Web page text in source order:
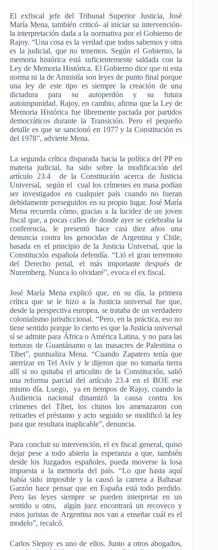
El exfiscal jefe del Tribunal Superior Justicia, José
María Mena, también criticó- al iniciar su intervención-
la interpretación dada a la normativa por el Gobierno de
Rajoy. “Una cosa es la verdad que todos sabemos y otra
es la judicial, que no tenemos. Según el Gobierno, la
memoria histórica está suficientemente saldada con la
Ley de Memoria Histórica. El Gobierno dice que ni esta
norma ni la de Amnistía son leyes de punto final porque
una ley de este tipo es siempre la creación de una
dictadura para su autoperdón y su futura
autoimpunidad. Rajoy, en cambio, afirma que la Ley de
Memoria Histórica fue libremente pactada por partidos
democráticos durante la Transición. Pero el pequeño
detalle es que se sancionó en 1977 y la Constitución es
del 1978”, advierte Mena.
La segunda crítica disparada hacia la política del PP en
materia judicial, ha sido sobre la modificación del
artículo 23.4 de la Constitución acerca de Justicia
Universal, según el cual los crímenes en masa podían
ser investigados en cualquier país cuando no fueran
debidamente perseguidos en su propio lugar. José María
Mena recuerda cómo, gracias a la lucidez de un joven
fiscal que, a pocas calles de donde ayer se celebraba la
conferencia, le presentó hace casi diez años una
denuncia contra los genocidas de Argentina y Chile,
basada en el principio de la Justicia Universal, que la
Constitución española defendía. “Lió el gran terremoto
del Derecho penal, el más importante después de
Nuremberg. Nunca lo olvidaré”, evoca el ex fiscal.
José María Mena explicó que, en su día, la primera
crítica que se le hizo a la Justicia universal fue que,
desde la perspectiva europea, se trataba de un verdadero
colonialismo jurisdiccional. “Pero, en la práctica, eso no
tiene sentido porque lo cierto es que la Justicia universal
sí se admite para África o América Latina, y no para las
torturas de Guantánamo o las masacres de Palestiina o
Tibet”, puntualiza Mena. “Cuando Zapatero tenía que
aterrizar en Tel Aviv y le dijeron que no tomaría tierra
allí si no quitaba el articulito de la Constitución, salió
una reforma parcial del artículo 23.4 en el BOE ese
mismo día. Luego, ya en tiempos de Rajoy, cuando la
Audiencia nacional dinamizó la causa contra los
crímenes del Tíbet, los chinos los amenazaron con
retirarles el préstamo y acto seguido se modificó la ley
para que resultara inaplicable”, denuncia.
Para concluir su intervención, el ex fiscal general, quiso
dejar pese a todo abierta la esperanza a que, también
desde los Juzgados españoles, pueda moverse la losa
impuesta a la memoria del país. “Lo que hasta aquí
había sido imposible y la causó la carrera a Baltasar
Garzón hace pensar que en España está todo perdido.
Pero las leyes siempre se pueden interpretar en un
sentido u otro, algún juez encontrará un recoveco y
estos juristas de Argentina nos van a enseñar cuál es el
modelo”, recalcó.
Carlos Slepoy es uno de ellos. Junto a otros abogados,